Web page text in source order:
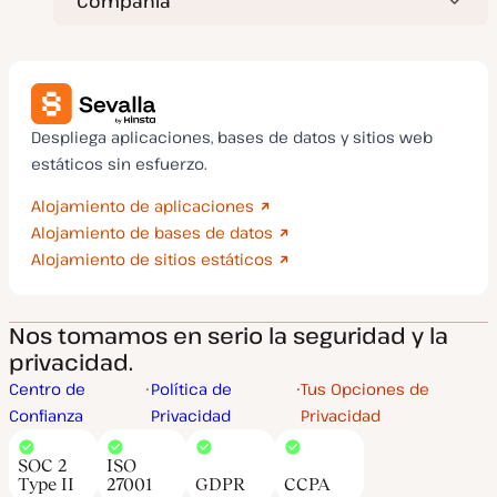
Despliega aplicaciones, bases de datos y sitios web
estáticos sin esfuerzo.
Alojamiento de aplicaciones
Alojamiento de bases de datos
Alojamiento de sitios estáticos
Nos tomamos en serio la seguridad y la
privacidad.
Centro de
Confianza
Política de
Privacidad
Tus Opciones de
Privacidad
SOC 2
Type II
ISO
27001
GDPR CCPA